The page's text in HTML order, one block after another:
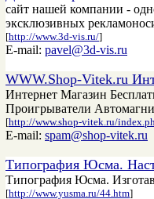
сайт нашей компании -
эксклюзивных
[http://www.3d-vis.ru/]
E-mail: pavel@3d-vis.ru
WWW.Shop-Vitek.ru
Интернет Магазин
Проигрыватели
[http://www.shop-vitek.ru/
E-mail: spam@shop-vitek.ru
Типография Юсма.
Типография Юсма.
[http://www.yusma.ru/44.htm]